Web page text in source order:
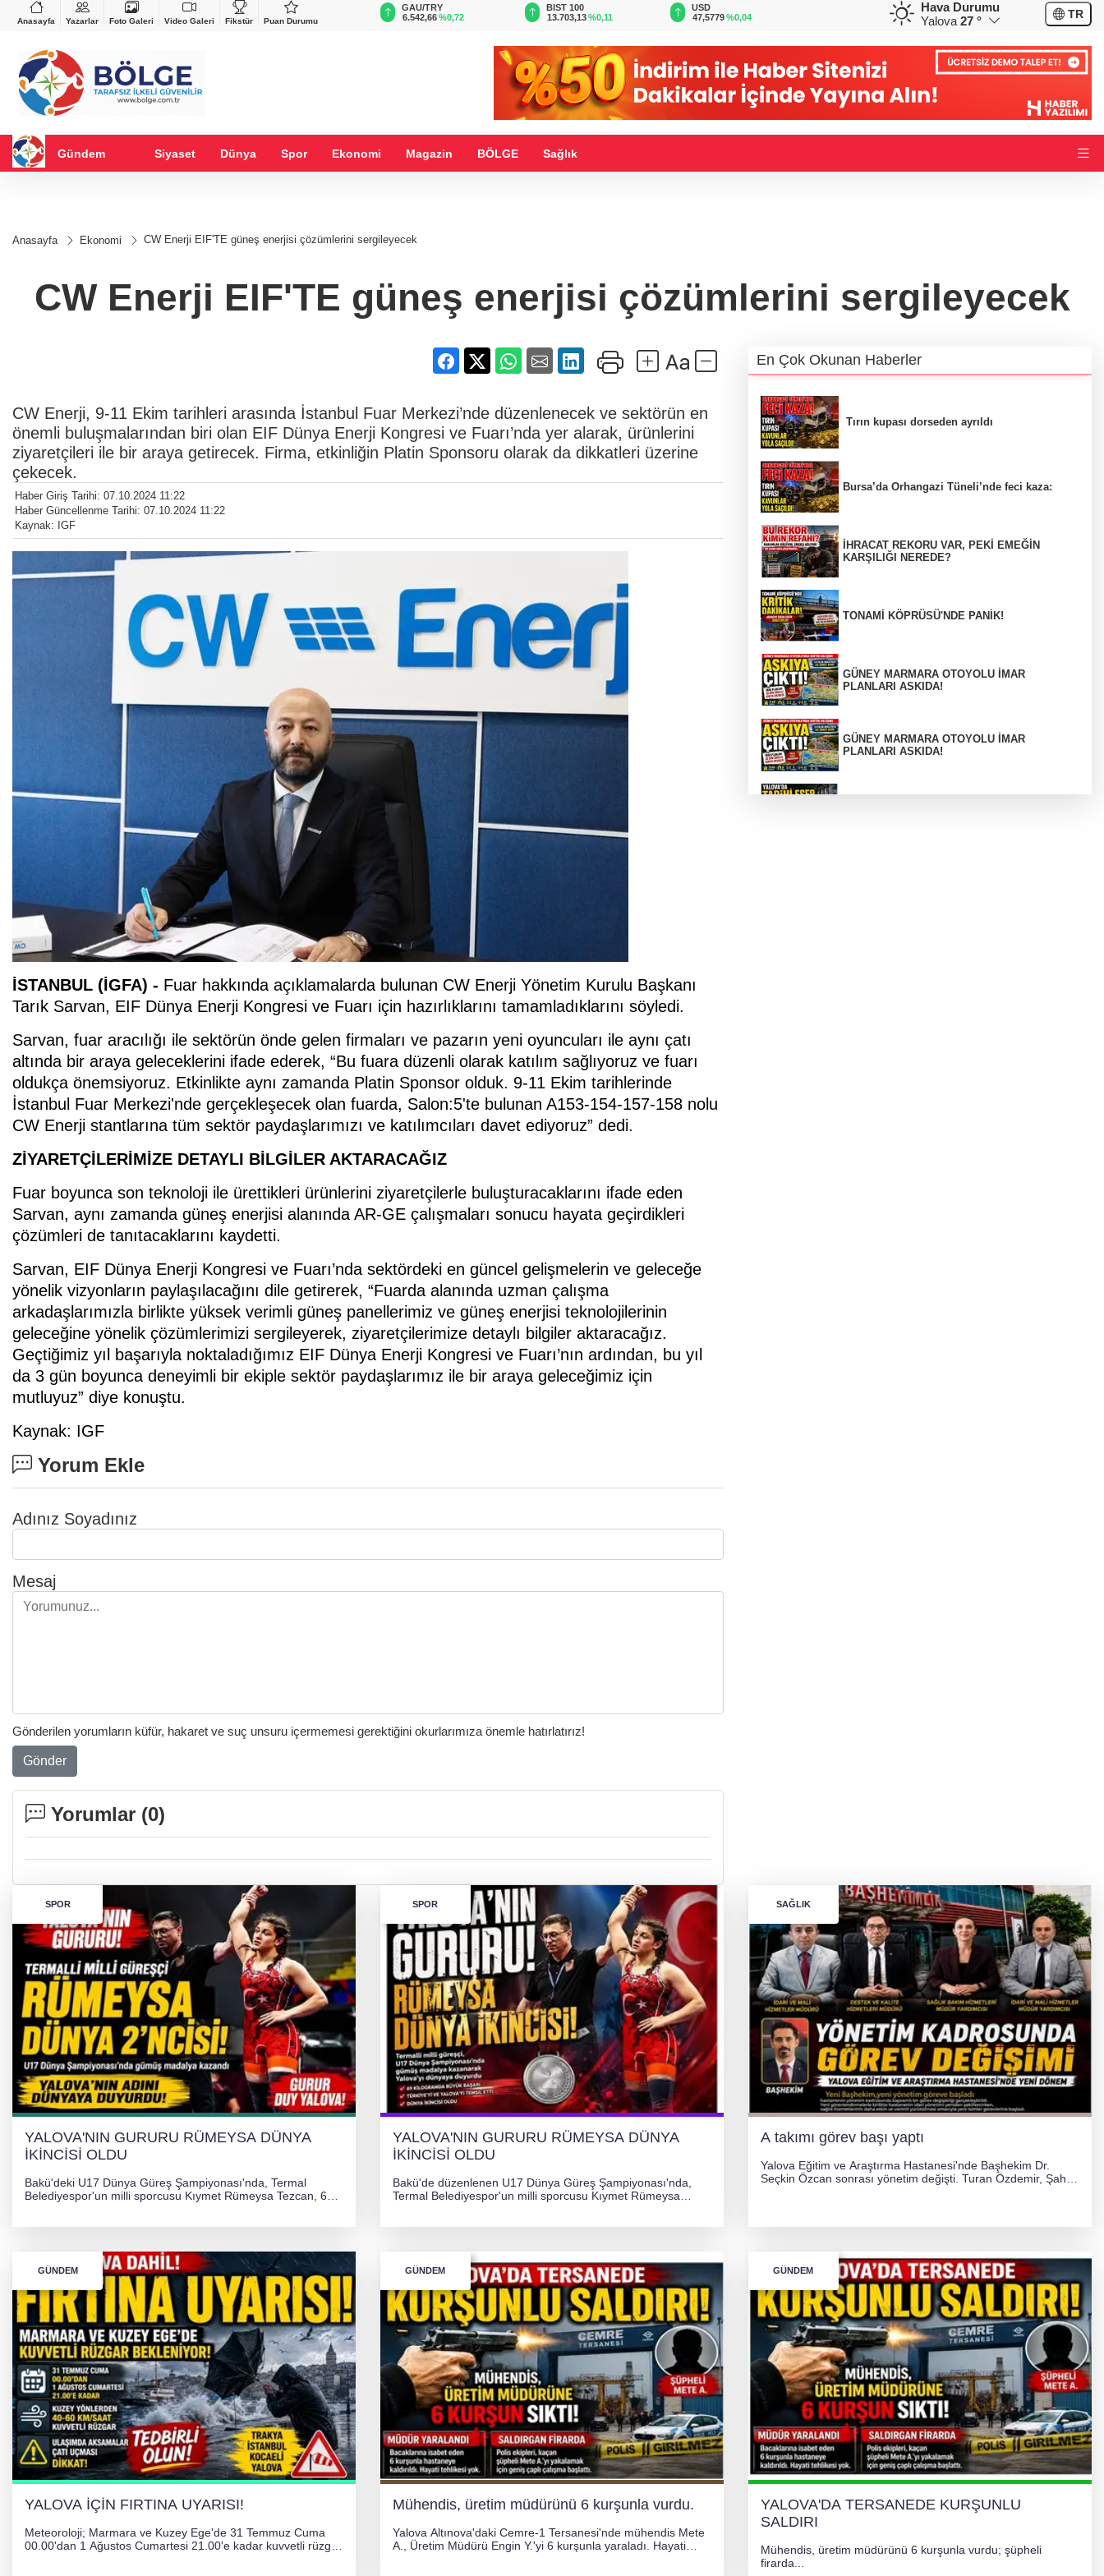
Anasayfa Yazarlar Foto Galeri Video Galeri Fikstür Puan Durumu
%0,37
VND
0,0018
%0,15
GAU/TRY
6.542,66%0,72
BIST 100
13.703,13%0,11
USD
47,5779%0,04
EUR
55,0853 %0,19 %0,22
CHF
58,9784
Hava Durumu
Yalova 27 ° TR
Gündem Siyaset Dünya Spor Ekonomi Magazin BÖLGE Sağlık
Anasayfa Ekonomi CW Enerji EIF'TE güneş enerjisi çözümlerini sergileyecek
CW Enerji EIF'TE güneş enerjisi çözümlerini sergileyecek
CW Enerji, 9-11 Ekim tarihleri arasında İstanbul Fuar Merkezi’nde düzenlenecek ve sektörün en
önemli buluşmalarından biri olan EIF Dünya Enerji Kongresi ve Fuarı’nda yer alarak, ürünlerini
ziyaretçileri ile bir araya getirecek. Firma, etkinliğin Platin Sponsoru olarak da dikkatleri üzerine
çekecek.
Haber Giriş Tarihi: 07.10.2024 11:22
Haber Güncellenme Tarihi: 07.10.2024 11:22
Kaynak: IGF
İSTANBUL (İGFA) - Fuar hakkında açıklamalarda bulunan CW Enerji Yönetim Kurulu Başkanı
Tarık Sarvan, EIF Dünya Enerji Kongresi ve Fuarı için hazırlıklarını tamamladıklarını söyledi.
Sarvan, fuar aracılığı ile sektörün önde gelen firmaları ve pazarın yeni oyuncuları ile aynı çatı
altında bir araya geleceklerini ifade ederek, “Bu fuara düzenli olarak katılım sağlıyoruz ve fuarı
oldukça önemsiyoruz. Etkinlikte aynı zamanda Platin Sponsor olduk. 9-11 Ekim tarihlerinde
İstanbul Fuar Merkezi'nde gerçekleşecek olan fuarda, Salon:5'te bulunan A153-154-157-158 nolu
CW Enerji stantlarına tüm sektör paydaşlarımızı ve katılımcıları davet ediyoruz” dedi.
ZİYARETÇİLERİMİZE DETAYLI BİLGİLER AKTARACAĞIZ
Fuar boyunca son teknoloji ile ürettikleri ürünlerini ziyaretçilerle buluşturacaklarını ifade eden
Sarvan, aynı zamanda güneş enerjisi alanında AR-GE çalışmaları sonucu hayata geçirdikleri
çözümleri de tanıtacaklarını kaydetti.
Sarvan, EIF Dünya Enerji Kongresi ve Fuarı’nda sektördeki en güncel gelişmelerin ve geleceğe
yönelik vizyonların paylaşılacağını dile getirerek, “Fuarda alanında uzman çalışma
arkadaşlarımızla birlikte yüksek verimli güneş panellerimiz ve güneş enerjisi teknolojilerinin
geleceğine yönelik çözümlerimizi sergileyerek, ziyaretçilerimize detaylı bilgiler aktaracağız.
Geçtiğimiz yıl başarıyla noktaladığımız EIF Dünya Enerji Kongresi ve Fuarı’nın ardından, bu yıl
da 3 gün boyunca deneyimli bir ekiple sektör paydaşlarımız ile bir araya geleceğimiz için
mutluyuz” diye konuştu.
Kaynak: IGF
Yorum Ekle
Adınız Soyadınız
Mesaj
Gönderilen yorumların küfür, hakaret ve suç unsuru içermemesi gerektiğini okurlarımıza önemle hatırlatırız!
Gönder
Yorumlar (0)
En Çok Okunan Haberler
Tırın kupası dorseden ayrıldı
Bursa’da Orhangazi Tüneli’nde feci kaza:
İHRACAT REKORU VAR, PEKİ EMEĞİN
KARŞILIĞI NEREDE?
TONAMİ KÖPRÜSÜ'NDE PANİK!
GÜNEY MARMARA OTOYOLU İMAR
PLANLARI ASKIDA!
GÜNEY MARMARA OTOYOLU İMAR
PLANLARI ASKIDA!
SPOR
YALOVA'NIN GURURU RÜMEYSA DÜNYA
İKİNCİSİ OLDU
Bakü'deki U17 Dünya Güreş Şampiyonası'nda, Termal
Belediyespor'un milli sporcusu Kıymet Rümeysa Tezcan, 69
SPOR
YALOVA'NIN GURURU RÜMEYSA DÜNYA
İKİNCİSİ OLDU
Bakü'de düzenlenen U17 Dünya Güreş Şampiyonası'nda,
Termal Belediyespor'un milli sporcusu Kıymet Rümeysa
SAĞLIK
A takımı görev başı yaptı
Yalova Eğitim ve Araştırma Hastanesi'nde Başhekim Dr.
Seçkin Özcan sonrası yönetim değişti. Turan Özdemir, Şahin
GÜNDEM
YALOVA İÇİN FIRTINA UYARISI!
Meteoroloji; Marmara ve Kuzey Ege'de 31 Temmuz Cuma
00.00'dan 1 Ağustos Cumartesi 21.00'e kadar kuvvetli rüzgar
GÜNDEM
Mühendis, üretim müdürünü 6 kurşunla vurdu.
Yalova Altınova'daki Cemre-1 Tersanesi'nde mühendis Mete
A., Üretim Müdürü Engin Y.'yi 6 kurşunla yaraladı. Hayati
GÜNDEM
YALOVA'DA TERSANEDE KURŞUNLU
SALDIRI
Mühendis, üretim müdürünü 6 kurşunla vurdu; şüpheli
firarda...